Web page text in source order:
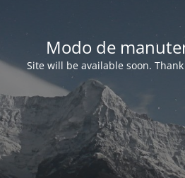
Modo de
Site will be available soon.